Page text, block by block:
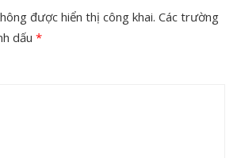
được hiển thị công khai. Các trường
dấu *